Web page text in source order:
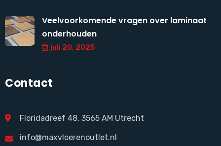
Veelvoorkomende vragen over laminaat
onderhouden
juli 20, 2025
Contact
Floridadreef 48, 3565 AM Utrecht
info@maxvloerenoutlet.nl